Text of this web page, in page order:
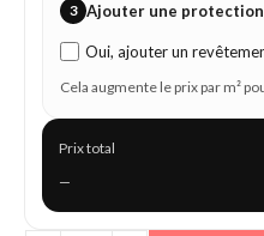
3 Ajouter une
Oui, ajouter un
Cela augmente le prix par m²
Prix total
—